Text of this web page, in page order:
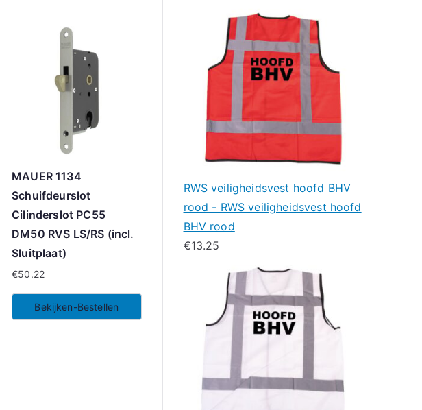
MAUER 1134
Schuifdeurslot
Cilinderslot PC55
DM50 RVS LS/RS (incl.
Sluitplaat)
€50.22
Bekijken-Bestellen
RWS veiligheidsvest hoofd BHV
rood - RWS veiligheidsvest hoofd
BHV rood
€13.25